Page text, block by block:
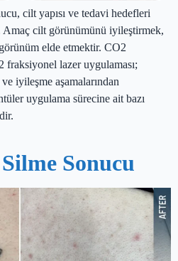
cilt yapısı ve tedavi hedefleri
Amaç cilt görünümünü iyileştirmek,
elde etmektir. CO2
lazer uygulaması;
iyileşme aşamalarından
uygulama sürecine ait bazı
Sonucu